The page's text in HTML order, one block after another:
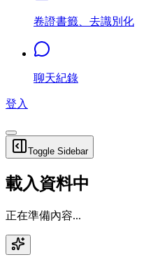
卷證書籤、去識別化
聊天紀錄
登入
Toggle Sidebar
載入資料中
正在準備內容...